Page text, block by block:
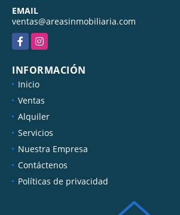
EMAIL
ventas@areasinmobiliaria.com
FacebookInstagram
INFORMACIÓN
Inicio
Ventas
Alquiler
Servicios
Nuestra Empresa
Contáctenos
Políticas de privacidad